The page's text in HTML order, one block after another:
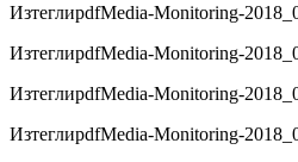
ИзтеглиpdfMedia-Monitoring-
ИзтеглиpdfMedia-Monitoring-
ИзтеглиpdfMedia-Monitoring-
ИзтеглиpdfMedia-Monitoring-